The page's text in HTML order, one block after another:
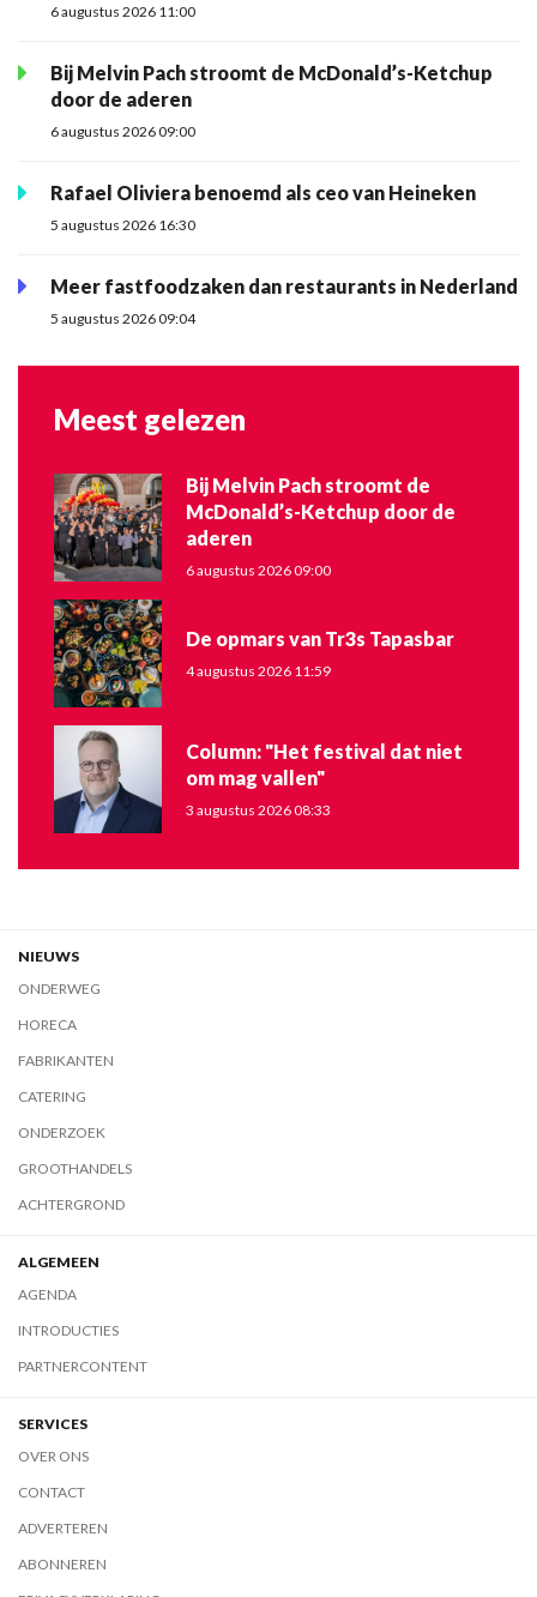
6 augustus 2026 11:00
Bij Melvin Pach stroomt de McDonald’s-Ketchup
door de aderen
6 augustus 2026 09:00
Rafael Oliviera benoemd als ceo van Heineken
5 augustus 2026 16:30
Meer fastfoodzaken dan restaurants in Nederland
5 augustus 2026 09:04
Meest gelezen
Bij Melvin Pach stroomt de
McDonald’s-Ketchup door de
aderen
6 augustus 2026 09:00
De opmars van Tr3s Tapasbar
4 augustus 2026 11:59
Column: "Het festival dat niet
om mag vallen"
3 augustus 2026 08:33
NIEUWS
ONDERWEG
HORECA
FABRIKANTEN
CATERING
ONDERZOEK
GROOTHANDELS
ACHTERGROND
ALGEMEEN
AGENDA
INTRODUCTIES
PARTNERCONTENT
SERVICES
OVER ONS
CONTACT
ADVERTEREN
ABONNEREN